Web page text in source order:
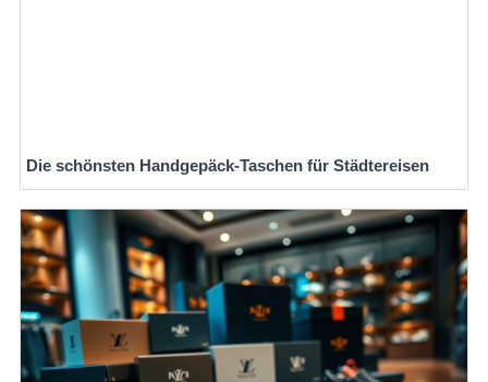
Die schönsten Handgepäck-Taschen für Städtereisen